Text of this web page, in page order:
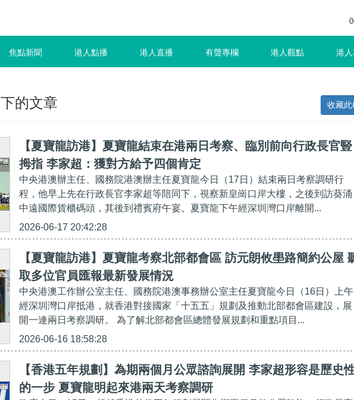
焦點新聞 港人點播 港人直播 有聲專欄 港人觀點 港
下的文章 收藏此
【夏寶龍訪港】夏寶龍結束在港兩日考察、臨別前向行政長官豎
拇指 李家超：獲對方給予四個肯定
中央港澳辦主任、國務院港澳辦主任夏寶龍今日（17日）結束兩日考察調研行
程，他早上先在行政長官李家超等陪同下，視察新皇崗口岸大樓，之後到訪葵涌
中遠國際貨櫃碼頭，其後到禮賓府午宴。夏寶龍下午經深圳灣口岸離開...
2026-06-17 20:42:28
【夏寶龍訪港】夏寶龍考察北部都會區 訪元朗攸壆路簡約公屋
取多位官員匯報最新發展情況
中央港澳工作辦公室主任、國務院港澳事務辦公室主任夏寶龍今日（16日）上午
經深圳灣口岸抵港，就香港對接國家「十五五」規劃及推動北部都會區建設，展
開一連兩日考察調研。 為了解北部都會區總體發展規劃和重點項目...
2026-06-16 18:58:28
【香港五年規劃】為期兩個月公眾諮詢展開 李家超形容是歷史
的一步 夏寶龍明起來港兩天考察調研